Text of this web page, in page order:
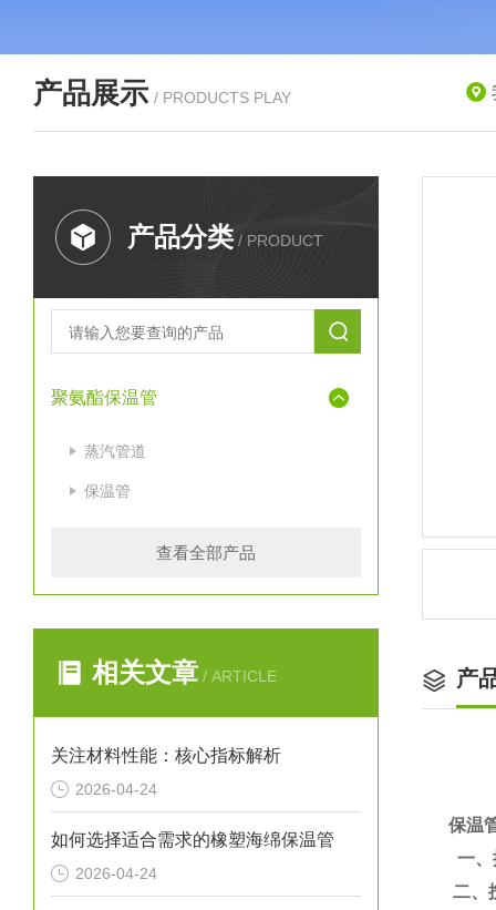
产品展示 / PRODUCTS PLAY
产品分类 / PRODUCT
聚氨酯保温管
蒸汽管道
保温管
查看全部产品
相关文章 / ARTICLE
关注材料性能：核心指标解析
2026-04-24
如何选择适合需求的橡塑海绵保温管
2026-04-24
产
保温
一、
二、